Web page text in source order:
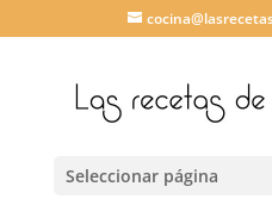
Seleccionar página